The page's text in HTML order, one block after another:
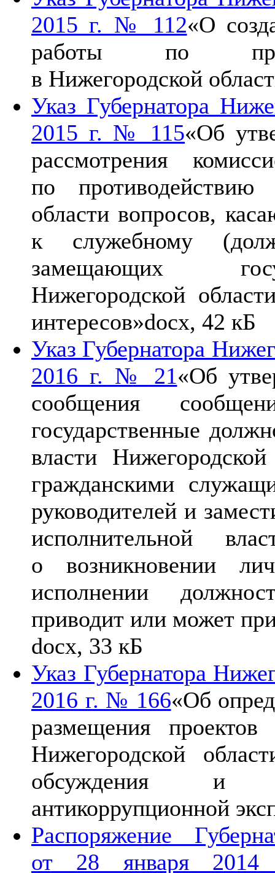
2015 г. № 112«О
работы по
в Нижегородской
Указ Губернатора
2015 г. № 115«Об
рассмотрения
по
области вопросов,
к служебному
замещающих
Нижегородской
интересов»docx, 42 кБ
Указ Губернатора
2016 г. № 21«Об
сообщения
государственные
власти
гражданскими
руководителей и
исполнительной
о возникновении
исполнении
приводит или может
docx, 33 кБ
Указ Губернатора
2016 г. № 166«Об
размещения
Нижегородской
обсуждения и
антикоррупционной
Распоряжение
от 28 января